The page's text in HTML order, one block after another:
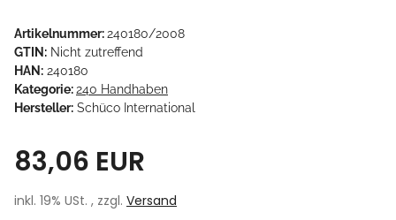
Artikelnummer:240180/2008
GTIN: Nicht zutreffend
HAN: 240180
Kategorie:240 Handhaben
Hersteller: Schüco International
83,06 EUR
inkl. 19% USt. , zzgl. Versand